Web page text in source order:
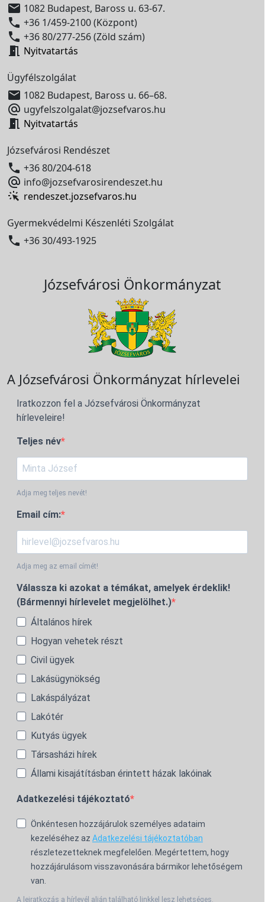
 1082 Budapest, Baross u. 63-67.
 +36 1/459-2100 (Központ)
 +36 80/277-256 (Zöld szám)
 Nyitvatartás
Ügyfélszolgálat
 1082 Budapest, Baross u. 66–68.
 ugyfelszolgalat@jozsefvaros.hu
 Nyitvatartás
Józsefvárosi Rendészet
 +36 80/204-618
 info@jozsefvarosirendeszet.hu
rendeszet.jozsefvaros.hu
Gyermekvédelmi Készenléti Szolgálat
 +36 30/493-1925
Józsefvárosi Önkormányzat
A Józsefvárosi Önkormányzat hírlevelei
Iratkozzon fel a Józsefvárosi Önkormányzat
hírleveleire!
Teljes név
Adja meg teljes nevét!
Email cím:
Adja meg az email címét!
Válassza ki azokat a témákat, amelyek érdeklik!
(Bármennyi hírlevelet megjelölhet.)
Általános hírek
Hogyan vehetek részt
Civil ügyek
Lakásügynökség
Lakáspályázat
Lakótér
Kutyás ügyek
Társasházi hírek
Állami kisajátításban érintett házak lakóinak
Adatkezelési tájékoztató
Önkéntesen hozzájárulok személyes adataim
kezeléséhez az Adatkezelési tájékoztatóban
részletezetteknek megfelelően. Megértettem, hogy
hozzájárulásom visszavonására bármikor lehetőségem
van.
A leiratkozás a hírlevél alján található linkkel lesz lehetséges.